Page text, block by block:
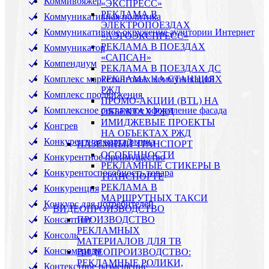
«ЭКСПРЕСС»
РЕКЛАМА В
ЭЛЕКТРОПОЕЗДАХ
«АЭРОЭКСПРЕСС»
РЕКЛАМА В ПОЕЗДАХ
«САПСАН»
РЕКЛАМА В ПОЕЗДАХ ДС
РЕКЛАМА НА СТАНЦИЯХ
РЖД
ПРОМО-АКЦИИ (BTL) НА
ОБЪЕКТАХ РЖД
ИМИДЖЕВЫЕ ПРОЕКТЫ
НА ОБЪЕКТАХ РЖД
НАЗЕМНЫЙ ТРАНСПОРТ
ОСОБЕННОСТИ
РЕКЛАМНЫЕ СТИКЕРЫ В
ТРАНСПОРТЕ
РЕКЛАМА В
МАРШРУТНЫХ ТАКСИ
ВИДЕОПРОИЗВОДСТВО
ПРОИЗВОДСТВО
РЕКЛАМНЫХ
МАТЕРИАЛОВ ДЛЯ ТВ
ВИДЕОПРОИЗВОДСТВО:
РЕКЛАМНЫЕ РОЛИКИ,
Коммуникативная политика
Коммуникативное окружение аудитории Интернет
Коммуникатор
Компендиум
Комплекс маркетинговых коммуникаций
Комплекс продвижения
Комплексное рекламное оформление фасада
Конгрев
Конкурентная карта рынка
Конкурентное преимущество
Конкурентоспособность товара
Конкуренция
Конкурс для потребителей
Консалтинг
Консоль
Консюмеризм
Контекстное размещение